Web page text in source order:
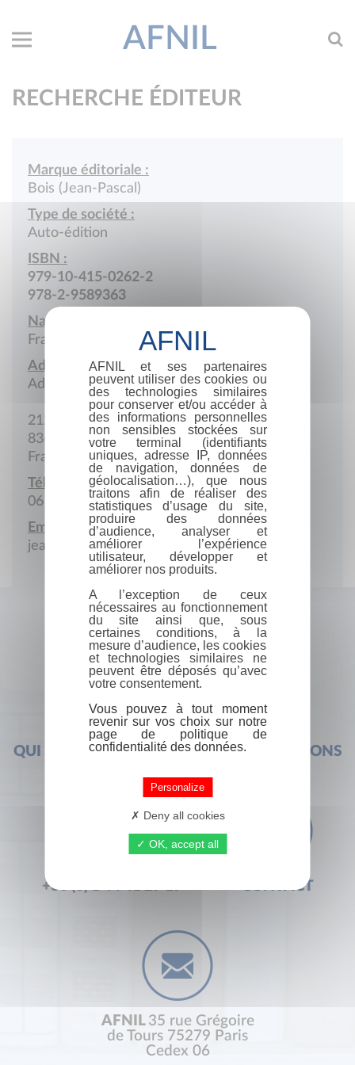
AFNIL
RECHERCHE ÉDITEUR
Marque éditoriale :
Bois (Jean-Pascal)
Type de société :
Auto-édition
ISBN :
979-10-415-0262-2
978-2-9589363
Nationalité :
France
Adresse :
Adresse postale
212 Chemin des Hubacs
83690 Salernes
France
Téléphone portable :
06 89 54 29 42
Email :
jeanpascal_bois@yahoo.fr
QUI SOMMES-NOUS ? FOIRE AUX QUESTIONS
+33 (0) 1 44 41 29 19 CONTACT
AFNIL 35 rue Grégoire
de Tours 75279 Paris
Cedex 06
AFNIL et ses partenaires
peuvent utiliser des cookies ou
des technologies similaires
pour conserver et/ou accéder à
des informations personnelles
non sensibles stockées sur
votre terminal (identifiants
uniques, adresse IP, données
de navigation, données de
géolocalisation…), que nous
traitons afin de réaliser des
statistiques d’usage du site,
produire des données
d’audience, analyser et
améliorer l’expérience
utilisateur, développer et
améliorer nos produits.
A l’exception de ceux
nécessaires au fonctionnement
du site ainsi que, sous
certaines conditions, à la
mesure d’audience, les cookies
et technologies similaires ne
peuvent être déposés qu’avec
votre consentement.
Vous pouvez à tout moment
revenir sur vos choix sur notre
page de politique de
confidentialité des données.
Personalize
Deny all cookies
OK, accept all